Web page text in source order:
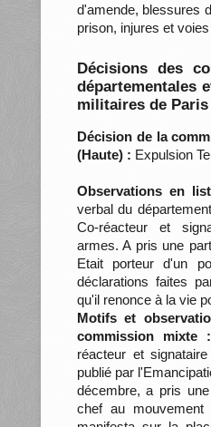
d'amende, blessures
prison, injures et
Décisions des
départementales
militaires de Paris
Décision de la
(Haute) : Expulsion
Observations en
verbal du
Co-réacteur et
armes. A pris une
Etait porteur d'un
déclarations faites
qu'il renonce à la vie
Motifs et
commission mixte :
réacteur et
publié par
décembre, a pris
chef au mouvement